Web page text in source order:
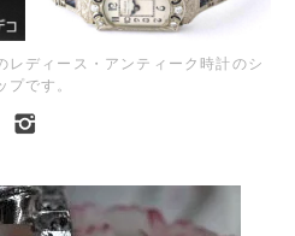
レディース・アンティーク時計のシ
プです。